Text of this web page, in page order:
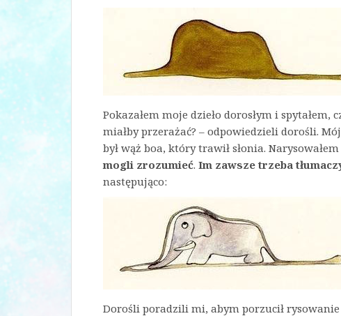
Pokazałem moje dzieło dorosłym i spytałem,
miałby przerażać? – odpowiedzieli dorośli.
był wąż boa, który trawił słonia.
mogli zrozumieć. Im zawsze trzeba
następująco:
Dorośli poradzili mi, abym porzucił